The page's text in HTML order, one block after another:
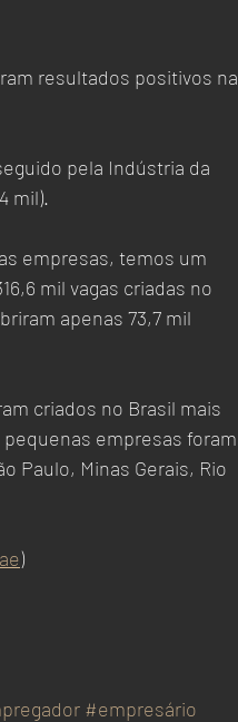
resultados positivos na
pela Indústria da
mil).
empresas, temos um
mil vagas criadas no
apenas 73,7 mil
criados no Brasil mais
empresas foram
Paulo, Minas Gerais, Rio
)
#empresário